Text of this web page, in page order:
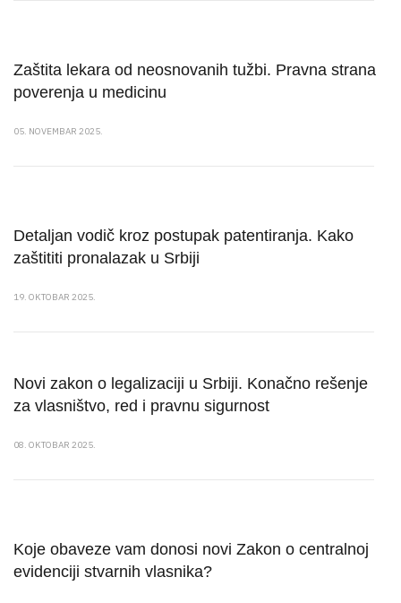
Zaštita lekara od neosnovanih tužbi. Pravna strana
poverenja u medicinu
05. NOVEMBAR 2025.
Detaljan vodič kroz postupak patentiranja. Kako
zaštititi pronalazak u Srbiji
19. OKTOBAR 2025.
Novi zakon o legalizaciji u Srbiji. Konačno rešenje
za vlasništvo, red i pravnu sigurnost
08. OKTOBAR 2025.
Koje obaveze vam donosi novi Zakon o centralnoj
evidenciji stvarnih vlasnika?